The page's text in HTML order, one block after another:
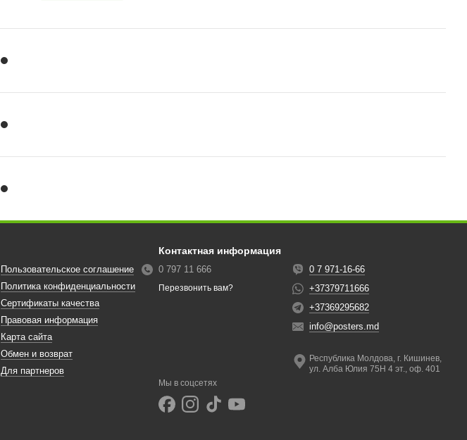
Пользовательское соглашение
Политика конфиденциальности
Сертификаты качества
Правовая информация
Карта сайта
Обмен и возврат
Для партнеров
Контактная информация
0 797 11 666
Перезвонить вам?
0 7 971-16-66
+37379711666
+37369295682
info@posters.md
Республика Молдова, г. Кишинев,
ул. Алба Юлия 75Н 4 эт., оф. 401
Мы в соцсетях